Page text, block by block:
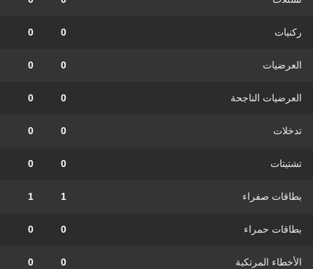
ركنيات 0
0
العرضيات 0
0
العرضيات الناجحة 0
0
تدخلات 0
0
تشتيتات 0
0
بطاقات صفراء 1
1
بطاقات حمراء 0
0
الأخطاء المرتكبة 0
0